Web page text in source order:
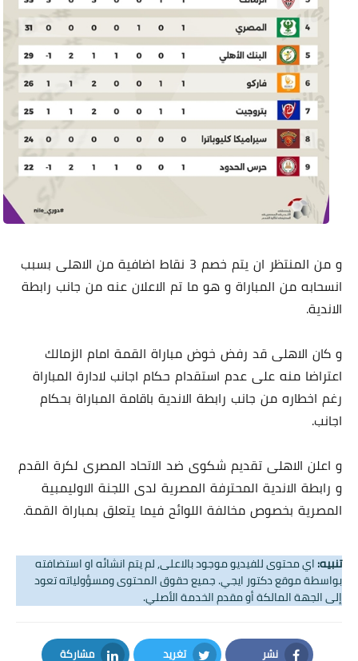
و من المنتظر ان يتم خصم 3 نقاط اضافية من الاهلى بسبب
انسحابه من المباراة و هو ما تم الاعلان عنه من جانب رابطة
الاندية.
و كان الاهلى قد رفض خوض مباراة القمة امام الزمالك
اعتراضا منه على عدم استقدام حكام اجانب لادارة المباراة
رغم اخطاره من جانب رابطة الاندية باقامة المباراة بحكام
اجانب.
و اعلن الاهلى تقديم شكوى ضد الاتحاد المصرى لكرة القدم
و رابطة الاندية المحترفة المصرية لدى اللجنة الاوليمبية
المصرية بخصوص مخالفة اللوائح فيما يتعلق بمباراة القمة.
تنبيه:اي محتوى للفيديو موجود بالاعلى, لم يتم انشائه او استضافته
بواسطة موقع دكتور ايجي. جميع حقوق المحتوى ومسؤولياته تعود
إلى الجهة المالكة أو مقدم الخدمة الأصلي.
نشر تغريد مشاركة